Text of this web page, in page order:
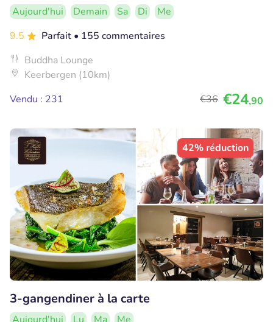
Aujourd'hui Demain Sa Di
Me
9.5
Parfait • 155 commentaires
Buddha Lounge
Keerbergen (10km)
Vendu : 231
€36 €24,90
42% réduction
3-gangendiner à la carte